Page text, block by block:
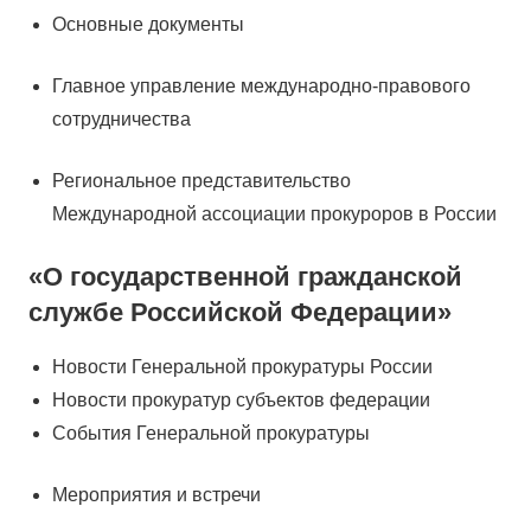
Основные документы
Главное управление международно-правового
сотрудничества
Региональное представительство
Международной ассоциации прокуроров в России
«О государственной гражданской
службе Российской Федерации»
Новости Генеральной прокуратуры России
Новости прокуратур субъектов федерации
События Генеральной прокуратуры
Мероприятия и встречи